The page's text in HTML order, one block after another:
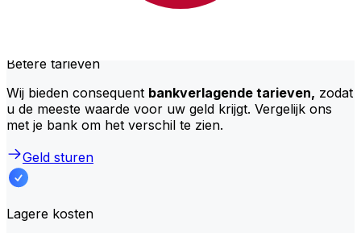
Betere tarieven
Wij bieden consequent bankverlagende tarieven, zodat
u de meeste waarde voor uw geld krijgt. Vergelijk ons
met je bank om het verschil te zien.
Geld sturen
Lagere kosten